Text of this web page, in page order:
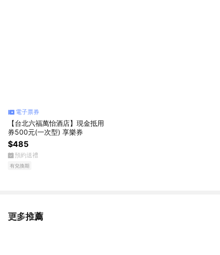
電子票券
【台北六福萬怡酒店】現金抵用
券500元(一次型) 享樂券
$485
預約送禮
有兌換期
更多推薦
看更多